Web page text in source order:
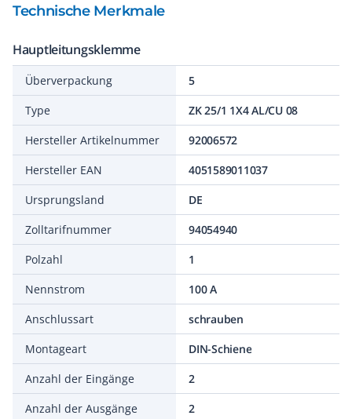
Technische Merkmale
Hauptleitungsklemme
Überverpackung
5
Type
ZK 25/1 1X4 AL/CU 08
Hersteller Artikelnummer
92006572
Hersteller EAN
4051589011037
Ursprungsland
DE
Zolltarifnummer
94054940
Polzahl
1
Nennstrom
100 A
Anschlussart
schrauben
Montageart
DIN-Schiene
Anzahl der Eingänge
2
Anzahl der Ausgänge
2